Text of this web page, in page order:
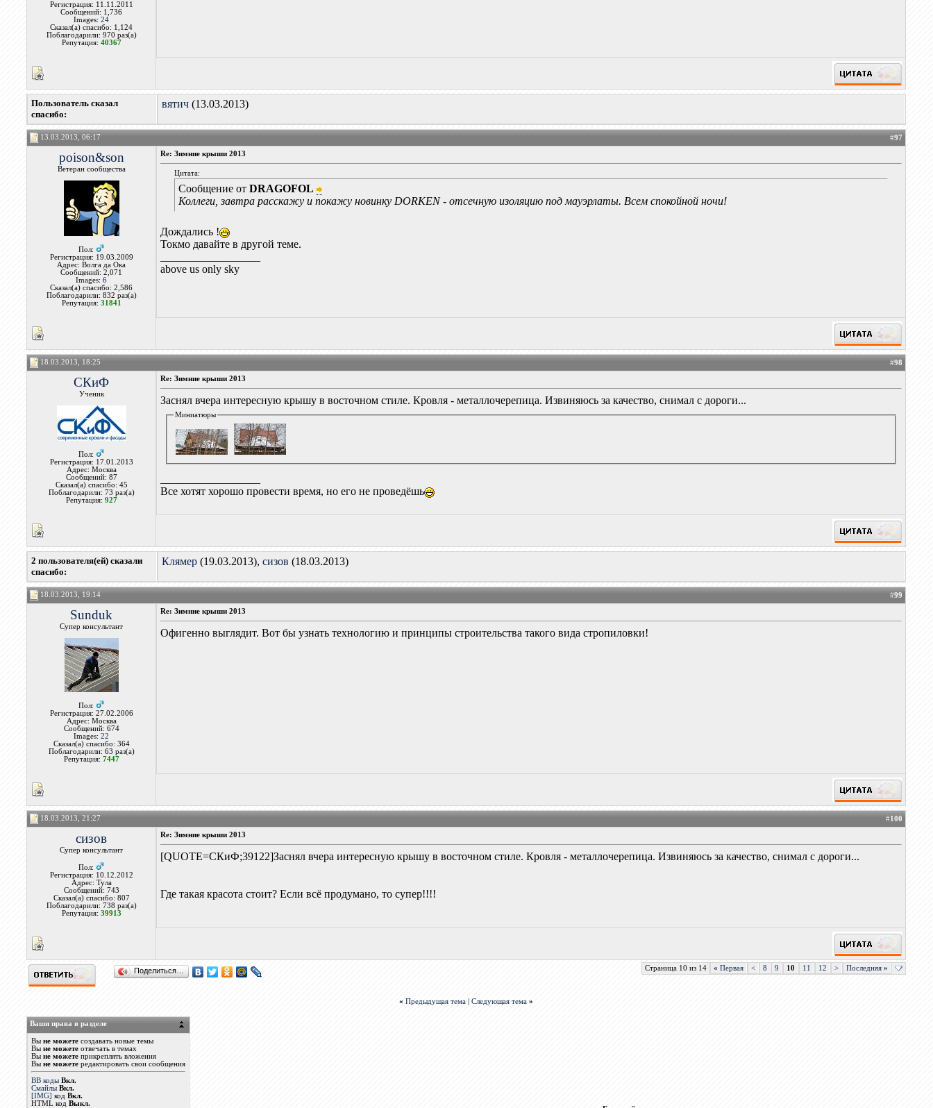
Регистрация: 11.11.2011
Сообщений: 1,736
Images:24
Сказал(а) спасибо: 1,124
Поблагодарили: 970 раз(а)
Репутация: 40367
Пользователь сказал
cпасибо:
вятич (13.03.2013)
13.03.2013, 06:17 #97
poison&son
Ветеран сообщества
Пол:
Регистрация: 19.03.2009
Адрес: Волга да Ока
Сообщений: 2,071
Images:6
Сказал(а) спасибо: 2,586
Поблагодарили: 832 раз(а)
Репутация: 31841
Re: Зимние крыши 2013
Цитата:
Сообщение отDRAGOFOL
Коллеги, завтра расскажу и покажу новинку DORKEN - отсечную изоляцию под мауэрлаты. Всем спокойной ночи!
Дождались !
Токмо давайте в другой теме.
above us only sky
18.03.2013, 18:25 #98
СКиФ
Ученик
Пол:
Регистрация: 17.01.2013
Адрес: Москва
Сообщений: 87
Сказал(а) спасибо: 45
Поблагодарили: 73 раз(а)
Репутация: 927
Re: Зимние крыши 2013
Заснял вчера интересную крышу в восточном стиле. Кровля - металлочерепица. Извиняюсь за качество, снимал с дороги...
Миниатюры
Все хотят хорошо провести время, но его не проведёшь
2 пользователя(ей) сказали
cпасибо:
Клямер (19.03.2013),сизов (18.03.2013)
18.03.2013, 19:14 #99
Sunduk
Супер консультант
Пол:
Регистрация: 27.02.2006
Адрес: Москва
Сообщений: 674
Images:22
Сказал(а) спасибо: 364
Поблагодарили: 63 раз(а)
Репутация: 7447
Re: Зимние крыши 2013
Офигенно выглядит. Вот бы узнать технологию и принципы строительства такого вида стропиловки!
18.03.2013, 21:27 #100
сизов
Супер консультант
Пол:
Регистрация: 10.12.2012
Адрес: Тула
Сообщений: 743
Сказал(а) спасибо: 807
Поблагодарили: 738 раз(а)
Репутация: 39913
Re: Зимние крыши 2013
[QUOTE=СКиФ;39122]Заснял вчера интересную крышу в восточном стиле. Кровля - металлочерепица. Извиняюсь за качество, снимал с дороги...
Где такая красота стоит? Если всё продумано, то супер!!!!
Поделиться… Страница 10 из 14 « Первая < 8 9 10 11 12 > Последняя»
« Предыдущая тема |Следующая тема »
Ваши права в разделе
Выне можете создавать новые темы
Выне можете отвечать в темах
Выне можете прикреплять вложения
Выне можете редактировать свои сообщения
BB коды Вкл.
Смайлы Вкл.
[IMG] кодВкл.
HTML кодВыкл.